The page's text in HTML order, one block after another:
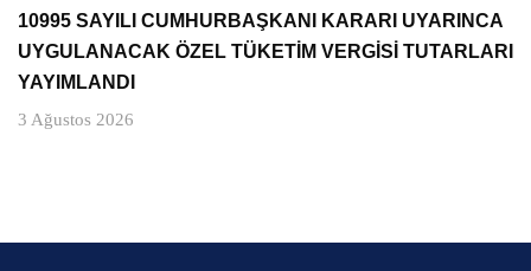
10995 SAYILI CUMHURBAŞKANI KARARI UYARINCA
UYGULANACAK ÖZEL TÜKETİM VERGİSİ TUTARLARI
YAYIMLANDI
3 Ağustos 2026